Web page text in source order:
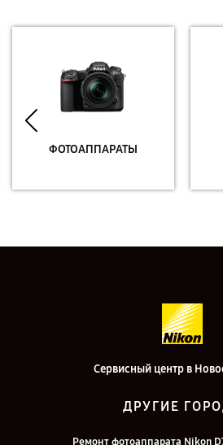
ФОТОАППАРАТЫ
Сервисный центр в
ДРУГИЕ
Ремонт фотоаппарата Nikon